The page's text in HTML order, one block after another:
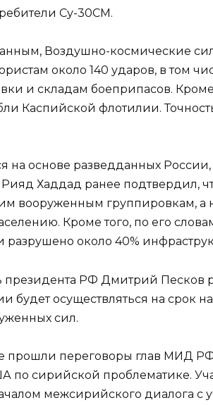
Су-30СМ.
Воздушно-космические
около 140 ударов, в том
и складам боеприпасов. Кроме
Каспийской флотилии.
на основе разведданных
Хаддад ранее подтвердил,
вооруженным группировкам, а
Кроме того, по его
разрушено около 40%
президента РФ Дмитрий Песков
будет осуществляться на срок
сил.
прошли переговоры глав МИД
по сирийской проблематике.
межсирийского диалога с